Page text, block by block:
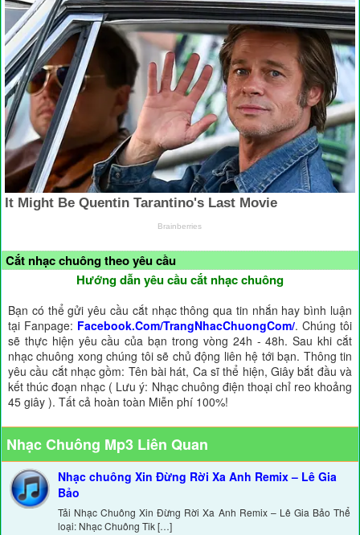
Cắt nhạc chuông theo yêu cầu
Hướng dẫn yêu cầu cắt nhạc chuông
Bạn có thể gửi yêu cầu cắt nhạc thông qua tin nhắn hay bình luận
tại Fanpage: Facebook.Com/TrangNhacChuongCom/. Chúng tôi
sẽ thực hiện yêu cầu của bạn trong vòng 24h - 48h. Sau khi cắt
nhạc chuông xong chúng tôi sẽ chủ động liên hệ tới bạn. Thông tin
yêu cầu cắt nhạc gồm: Tên bài hát, Ca sĩ thể hiện, Giây bắt đầu và
kết thúc đoạn nhạc ( Lưu ý: Nhạc chuông điện thoại chỉ reo khoảng
45 giây ). Tất cả hoàn toàn Miễn phí 100%!
Nhạc Chuông Mp3 Liên Quan
Nhạc chuông Xin Đừng Rời Xa Anh Remix – Lê Gia
Bảo
Tải Nhạc Chuông Xin Đừng Rời Xa Anh Remix – Lê Gia Bảo Thể
loại: Nhạc Chuông Tik […]